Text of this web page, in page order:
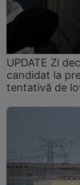
UPDATE Zi
candidat la
tentativă de